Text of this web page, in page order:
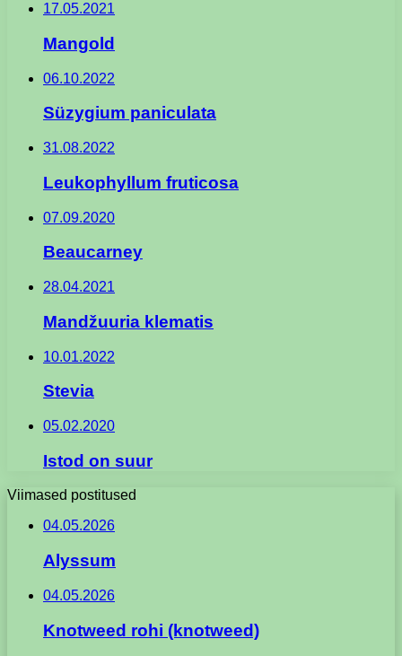
17.05.2021
Mangold
06.10.2022
Süzygium paniculata
31.08.2022
Leukophyllum fruticosa
07.09.2020
Beaucarney
28.04.2021
Mandžuuria klematis
10.01.2022
Stevia
05.02.2020
Istod on suur
Viimased postitused
04.05.2026
Alyssum
04.05.2026
Knotweed rohi (knotweed)